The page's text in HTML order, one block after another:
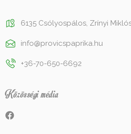
6135 Csólyospálos, Zrínyi
info@provicspaprika.hu
+36-70-650-6692
Közösségi média